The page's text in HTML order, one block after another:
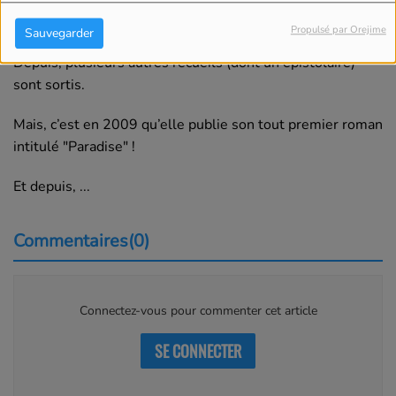
Sauvegarder Propulsé par Orejime
2005.
Depuis, plusieurs autres recueils (dont un épistolaire)
sont sortis.
Mais, c’est en 2009 qu’elle publie son tout premier roman
intitulé "Paradise" !
Et depuis, ...
Commentaires(0)
Connectez-vous pour commenter cet article
SE CONNECTER